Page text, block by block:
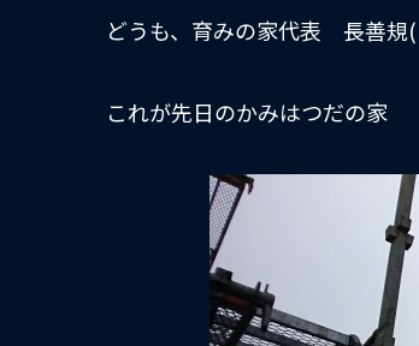
どうも、育みの家代表 長善規(
これが先日のかみはつだの家